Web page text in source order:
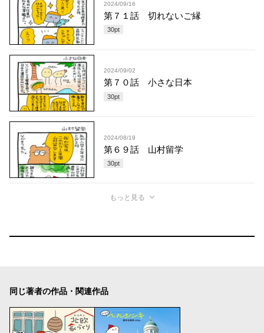
2024/09/16
第７１話 切れないご縁
30pt
2024/09/02
第７０話 小さな日本
30pt
2024/08/19
第６９話 山村留学
30pt
もっと見る
同じ著者の作品・関連作品